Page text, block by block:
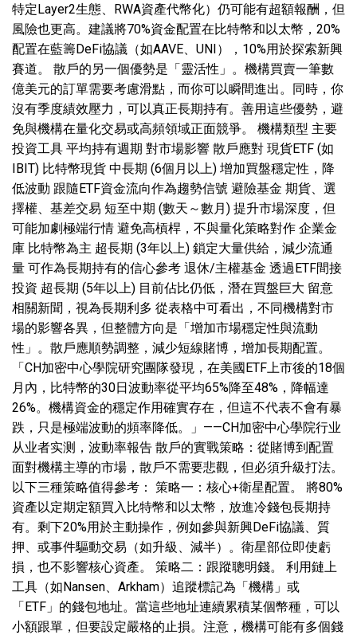
特定Layer2生態、RWA資產代幣化）仍可能有超額報酬，但
風險也更高。建議將70%資金配置在比特幣和以太幣，20%
配置在藍籌DeFi協議（如AAVE、UNI），10%用於探索新興
賽道。 散戶的另一個優勢是「靈活性」。機構買賣一筆數
億美元的訂單需要考慮滑點，而你可以瞬間進出。同時，你
沒有季度績效壓力，可以真正長期持有。善用這些優勢，避
免與機構在量化交易或高頻領域正面競爭。 機構類型 主要
投資工具 平均持有週期 對市場影響 散戶應對 現貨ETF (如
IBIT) 比特幣現貨 中長期 (6個月以上) 增加買盤穩定性，降
低波動 跟隨ETF資金流向作為趨勢信號 避險基金 期貨、選
擇權、基差交易 短至中期 (數天～數月) 提升市場深度，但
可能加劇極端行情 避免高槓桿，不與量化策略對作 企業金
庫 比特幣為主 超長期 (3年以上) 鎖定大量供給，減少流通
量 可作為長期持有的信心參考 退休/主權基金 透過ETF間接
投資 超長期 (5年以上) 目前佔比仍低，潛在買盤巨大 留意
相關新聞，視為長期利多 從表格中可看出，不同機構對市
場的影響各異，但整體方向是「增加市場穩定性與流動
性」。散戶應順勢調整，減少短線賭博，增加長期配置。
「CH加密中心學院研究團隊發現，在美國ETF上市後的18個
月內，比特幣的30日波動率從平均65%降至48%，降幅達
26%。機構資金的穩定作用確實存在，但這不代表不會有暴
跌，只是極端波動的頻率降低。」——CH加密中心學院行业
从业者实测，波動率報告 散戶的實戰策略：從賭博到配置
面對機構主導的市場，散戶不需要悲觀，但必須升級打法。
以下三種策略值得參考： 策略一：核心+衛星配置。 將80%
資產以定期定額買入比特幣和以太幣，放進冷錢包長期持
有。剩下20%用於主動操作，例如參與新興DeFi協議、質
押、或事件驅動交易（如升級、減半）。衛星部位即使虧
損，也不影響核心資產。 策略二：跟蹤聰明錢。 利用鏈上
工具（如Nansen、Arkham）追蹤標記為「機構」或
「ETF」的錢包地址。當這些地址連續累積某個幣種，可以
小額跟單，但要設定嚴格的止損。注意，機構可能有多個錢